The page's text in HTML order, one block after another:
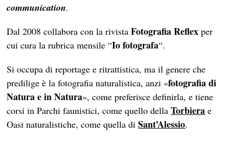
communication.
Dal 2008 collabora con la rivistaFotografia Reflex per
cui cura la rubrica mensile “Io fotografa“.
Si occupa di reportage e ritrattistica, ma il genere che
predilige è la fotografia naturalistica, anzi «fotografia di
Natura e in Natura», come preferisce definirla, e tiene
corsi in Parchi faunistici, come quello dellaTorbiera e
Oasi naturalistiche, come quella diSant’Alessio.